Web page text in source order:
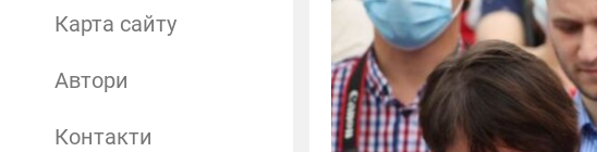
Карта сайту
Автори
Контакти